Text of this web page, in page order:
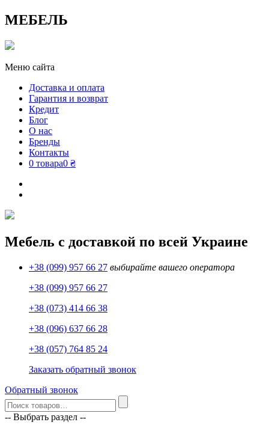
МЕБЕЛЬ
Меню сайта
Доставка и оплата
Гарантия и возврат
Кредит
Блог
О нас
Бренды
Контакты
0 товара0 ₴
Мебель с доставкой по всей Украине
+38 (099) 957 66 27 выбирайте вашего оператора
+38 (099) 957 66 27
+38 (073) 414 66 38
+38 (096) 637 66 28
+38 (057) 764 85 24
Заказать обратный звонок
Обратный звонок
-- Выбрать раздел --